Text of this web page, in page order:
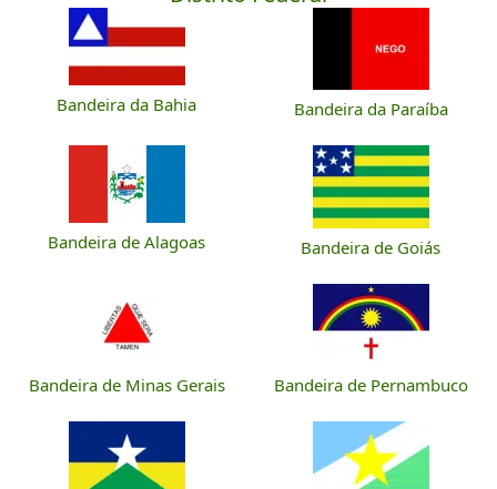
Bandeira da Bahia Bandeira da Paraíba
Bandeira de Alagoas Bandeira de Goiás
Bandeira de Minas Gerais Bandeira de Pernambuco